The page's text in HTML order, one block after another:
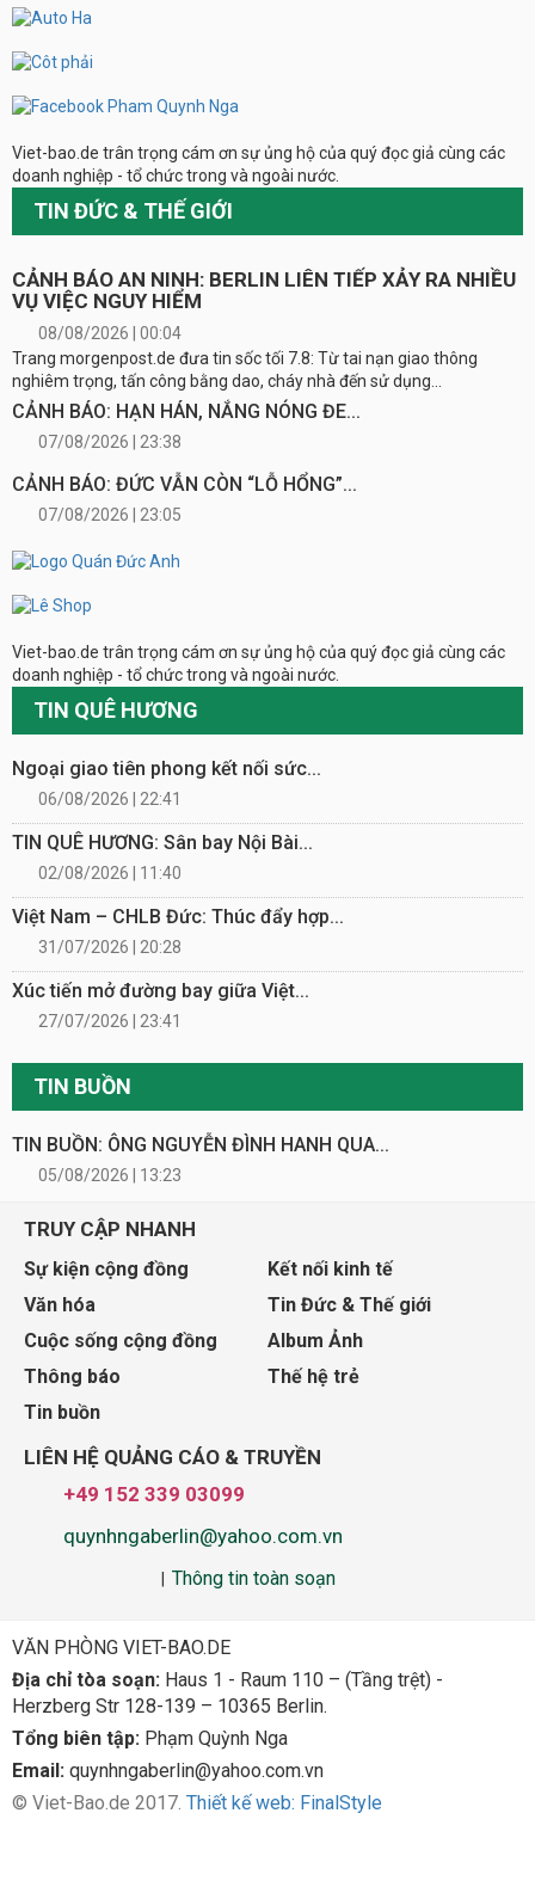
Viet-bao.de trân trọng cám ơn sự ủng hộ của quý đọc giả cùng các
doanh nghiệp - tổ chức trong và ngoài nước.
TIN ĐỨC & THẾ GIỚI
CẢNH BÁO AN NINH: BERLIN LIÊN TIẾP XẢY RA NHIỀU
VỤ VIỆC NGUY HIỂM
08/08/2026 | 00:04
Trang morgenpost.de đưa tin sốc tối 7.8: Từ tai nạn giao thông
nghiêm trọng, tấn công bằng dao, cháy nhà đến sử dụng...
CẢNH BÁO: HẠN HÁN, NẮNG NÓNG ĐE...
07/08/2026 | 23:38
CẢNH BÁO: ĐỨC VẪN CÒN “LỖ HỔNG”...
07/08/2026 | 23:05
Viet-bao.de trân trọng cám ơn sự ủng hộ của quý đọc giả cùng các
doanh nghiệp - tổ chức trong và ngoài nước.
TIN QUÊ HƯƠNG
Ngoại giao tiên phong kết nối sức...
06/08/2026 | 22:41
TIN QUÊ HƯƠNG: Sân bay Nội Bài...
02/08/2026 | 11:40
Việt Nam – CHLB Đức: Thúc đẩy hợp...
31/07/2026 | 20:28
Xúc tiến mở đường bay giữa Việt...
27/07/2026 | 23:41
TIN BUỒN
TIN BUỒN: ÔNG NGUYỄN ĐÌNH HANH QUA...
05/08/2026 | 13:23
TRUY CẬP NHANH
Sự kiện cộng đồng
Kết nối kinh tế
Văn hóa
Tin Đức & Thế giới
Cuộc sống cộng đồng
Album Ảnh
Thông báo
Thế hệ trẻ
Tin buồn
LIÊN HỆ QUẢNG CÁO & TRUYỀN
+49 152 339 03099
quynhngaberlin@yahoo.com.vn
Thông tin toàn soạn
VĂN PHÒNG VIET-BAO.DE
Địa chỉ tòa soạn: Haus 1 - Raum 110 – (Tầng trệt) -
Herzberg Str 128-139 – 10365 Berlin.
Tổng biên tập: Phạm Quỳnh Nga
Email: quynhngaberlin@yahoo.com.vn
© Viet-Bao.de 2017. Thiết kế web: FinalStyle